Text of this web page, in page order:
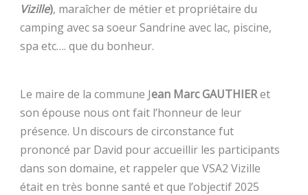
Vizille), maraîcher de métier et propriétaire du
camping avec sa soeur Sandrine avec lac, piscine,
spa etc…. que du bonheur.
Le maire de la commune Jean Marc GAUTHIERet
son épouse nous ont fait l’honneur de leur
présence. Un discours de circonstance fut
prononcé par David pour accueillir les participants
dans son domaine, et rappeler que VSA2 Vizille
était en très bonne santé et que l’objectif 2025